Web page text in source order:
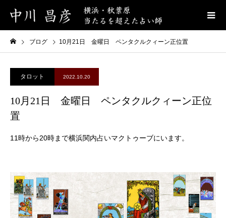
ブログ 10月21日 金曜日 ペンタクルクィーン正位置
タロット 2022.10.20
10月21日 金曜日 ペンタクルクィーン正位
置
11時から20時まで横浜関内占いマクトゥーブにいます。